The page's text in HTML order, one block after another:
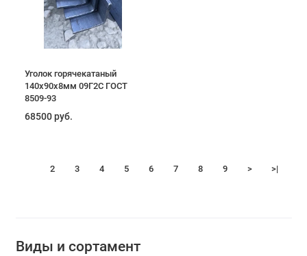
Уголок горячекатаный
140х90х8мм 09Г2С ГОСТ
8509-93
68500 руб.
2 3 4 5 6 7 8 9 > >|
Виды и сортамент